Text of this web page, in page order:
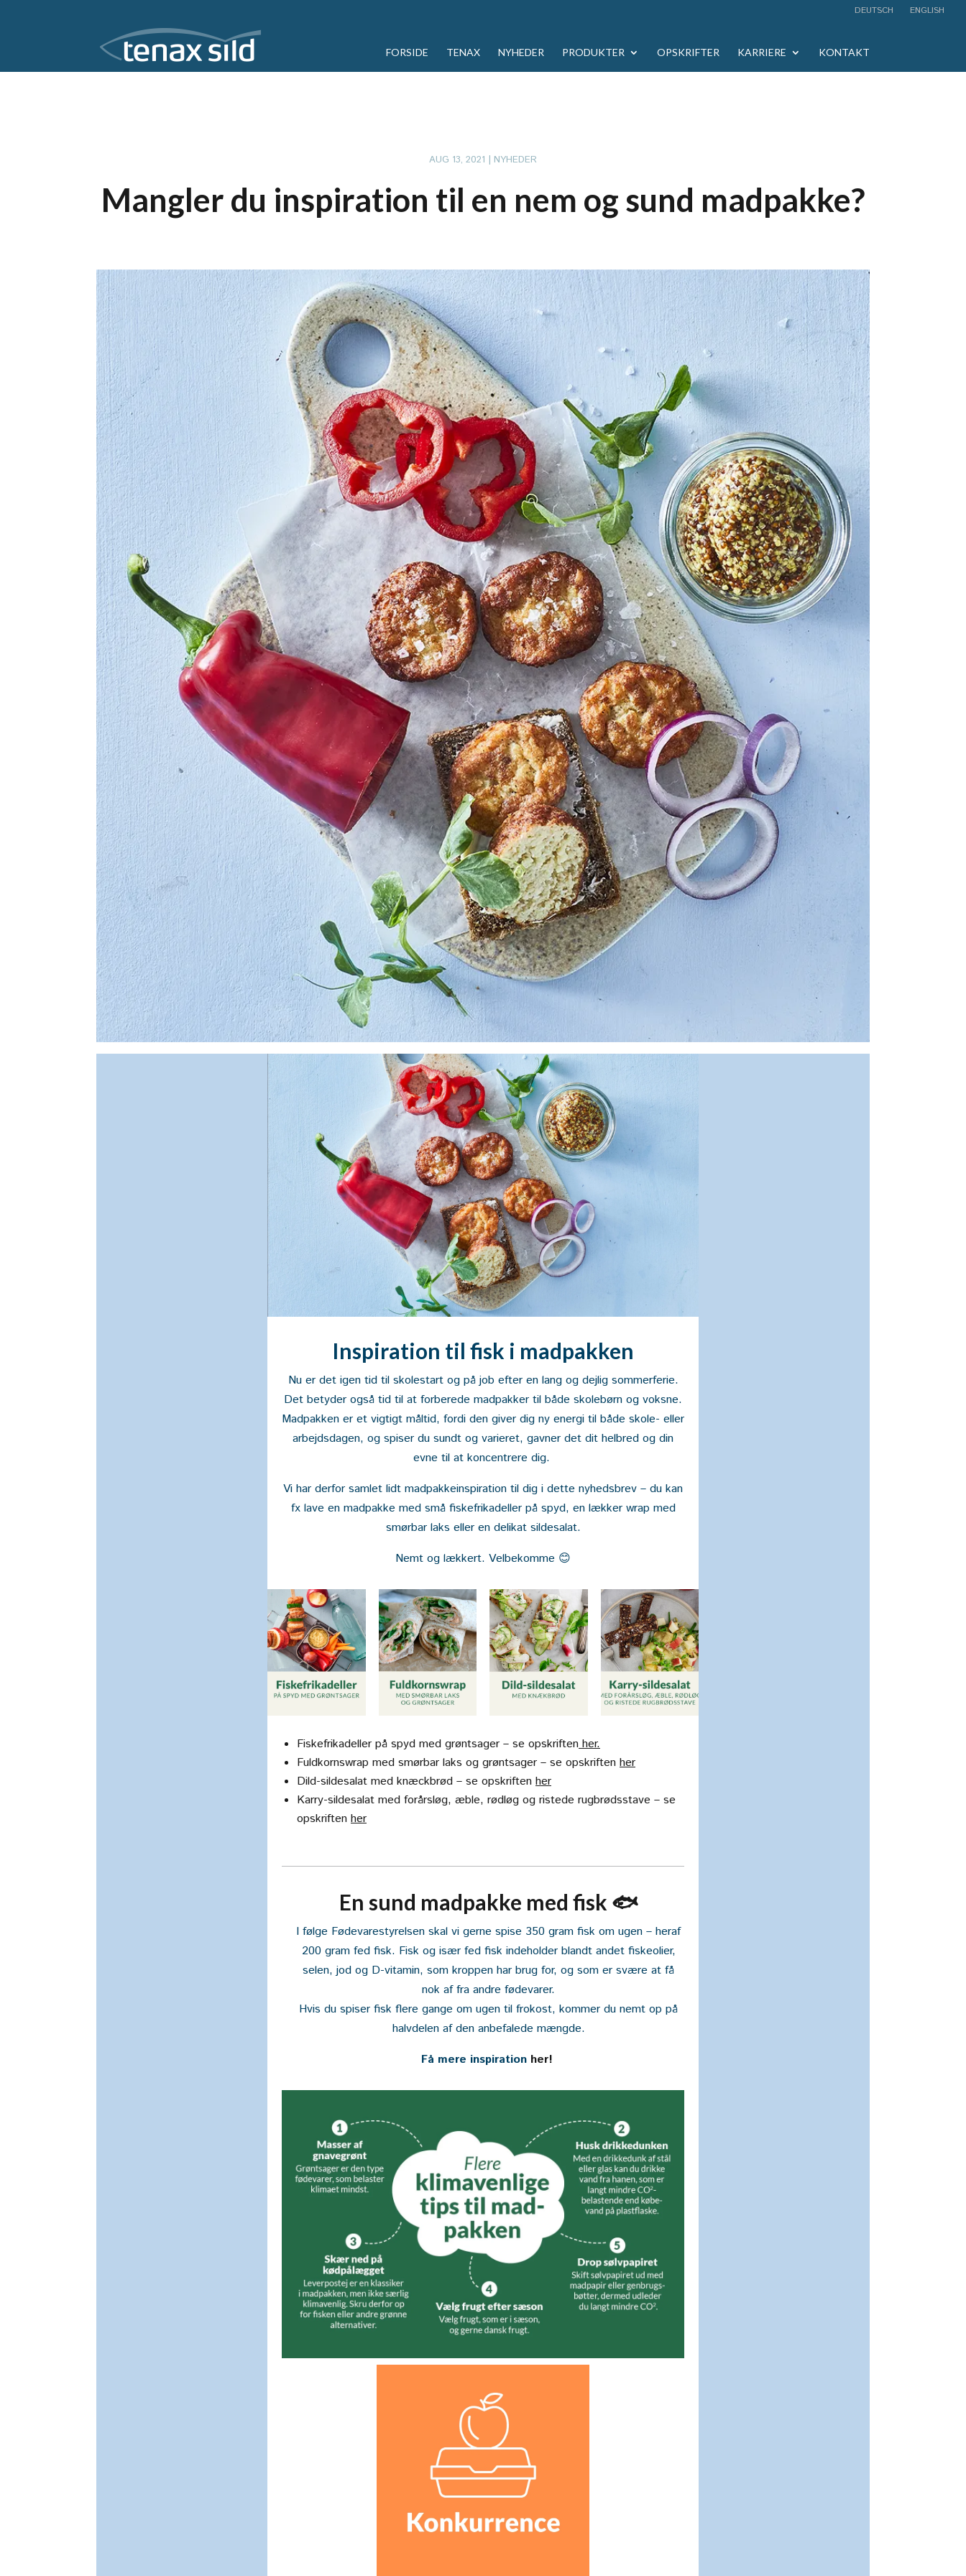
DEUTSCH ENGLISH
FORSIDE TENAX NYHEDER PRODUKTER OPSKRIFTER KARRIERE KONTAKT
AUG 13, 2021 | NYHEDER
Mangler du inspiration til en nem og sund madpakke?
Inspiration til fisk i madpakken
Nu er det igen tid til skolestart og på job efter en lang og dejlig sommerferie.
Det betyder også tid til at forberede madpakker til både skolebørn og voksne.
Madpakken er et vigtigt måltid, fordi den giver dig ny energi til både skole- eller
arbejdsdagen, og spiser du sundt og varieret, gavner det dit helbred og din
evne til at koncentrere dig.
Vi har derfor samlet lidt madpakkeinspiration til dig i dette nyhedsbrev – du kan
fx lave en madpakke med små fiskefrikadeller på spyd, en lækker wrap med
smørbar laks eller en delikat sildesalat.
Nemt og lækkert. Velbekomme 😊
Fiskefrikadeller på spyd med grøntsager – se opskriftenher.
Fuldkornswrap med smørbar laks og grøntsager – se opskriften her
Dild-sildesalat med knæckbrød – se opskriften her
Karry-sildesalat med forårsløg, æble, rødløg og ristede rugbrødsstave – se
opskriften her
En sund madpakke med fisk 🐟
I følge Fødevarestyrelsen skal vi gerne spise 350 gram fisk om ugen – heraf
200 gram fed fisk. Fisk og især fed fisk indeholder blandt andet fiskeolier,
selen, jod og D-vitamin, som kroppen har brug for, og som er svære at få
nok af fra andre fødevarer.
Hvis du spiser fisk flere gange om ugen til frokost, kommer du nemt op på
halvdelen af den anbefalede mængde.
Få mere inspiration her!